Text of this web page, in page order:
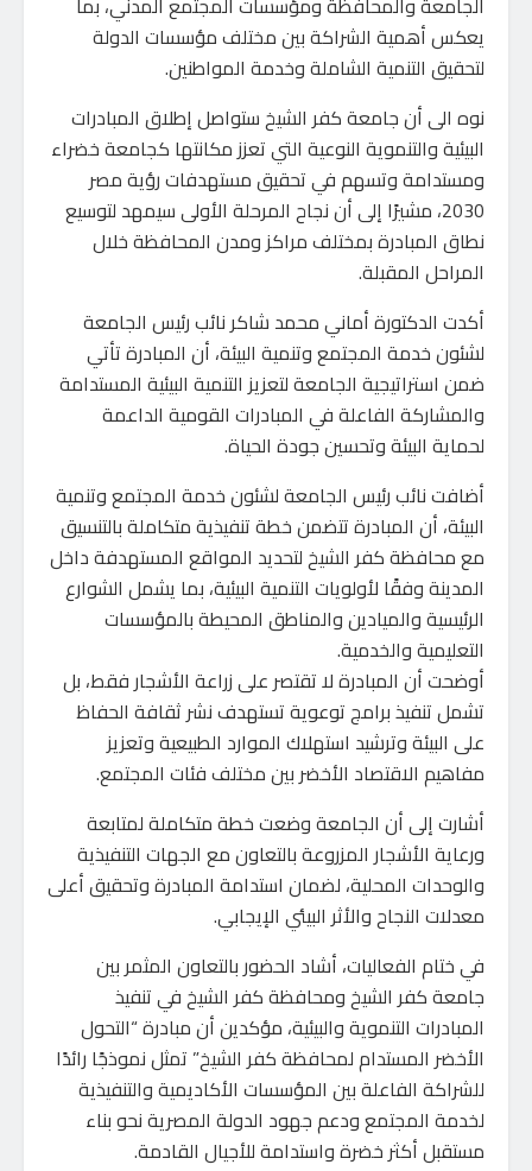
يعكس أهمية الشراكة بين مختلف مؤسسات الدولة
لتحقيق التنمية الشاملة وخدمة المواطنين.
نوه الى أن جامعة كفر الشيخ ستواصل إطلاق المبادرات
البيئية والتنموية النوعية التي تعزز مكانتها كجامعة خضراء
ومستدامة وتسهم في تحقيق مستهدفات رؤية مصر
2030، مشيرًا إلى أن نجاح المرحلة الأولى سيمهد لتوسيع
نطاق المبادرة بمختلف مراكز ومدن المحافظة خلال
المراحل المقبلة.
أكدت الدكتورة أماني محمد شاكر نائب رئيس الجامعة
لشئون خدمة المجتمع وتنمية البيئة، أن المبادرة تأتي
ضمن استراتيجية الجامعة لتعزيز التنمية البيئية المستدامة
والمشاركة الفاعلة في المبادرات القومية الداعمة
لحماية البيئة وتحسين جودة الحياة.
أضافت نائب رئيس الجامعة لشئون خدمة المجتمع وتنمية
البيئة، أن المبادرة تتضمن خطة تنفيذية متكاملة بالتنسيق
مع محافظة كفر الشيخ لتحديد المواقع المستهدفة داخل
المدينة وفقًا لأولويات التنمية البيئية، بما يشمل الشوارع
الرئيسية والميادين والمناطق المحيطة بالمؤسسات
التعليمية والخدمية.
أوضحت أن المبادرة لا تقتصر على زراعة الأشجار فقط، بل
تشمل تنفيذ برامج توعوية تستهدف نشر ثقافة الحفاظ
على البيئة وترشيد استهلاك الموارد الطبيعية وتعزيز
مفاهيم الاقتصاد الأخضر بين مختلف فئات المجتمع.
أشارت إلى أن الجامعة وضعت خطة متكاملة لمتابعة
ورعاية الأشجار المزروعة بالتعاون مع الجهات التنفيذية
والوحدات المحلية، لضمان استدامة المبادرة وتحقيق أعلى
معدلات النجاح والأثر البيئي الإيجابي.
في ختام الفعاليات، أشاد الحضور بالتعاون المثمر بين
جامعة كفر الشيخ ومحافظة كفر الشيخ في تنفيذ
المبادرات التنموية والبيئية، مؤكدين أن مبادرة “التحول
الأخضر المستدام لمحافظة كفر الشيخ” تمثل نموذجًا رائدًا
للشراكة الفاعلة بين المؤسسات الأكاديمية والتنفيذية
لخدمة المجتمع ودعم جهود الدولة المصرية نحو بناء
مستقبل أكثر خضرة واستدامة للأجيال القادمة.